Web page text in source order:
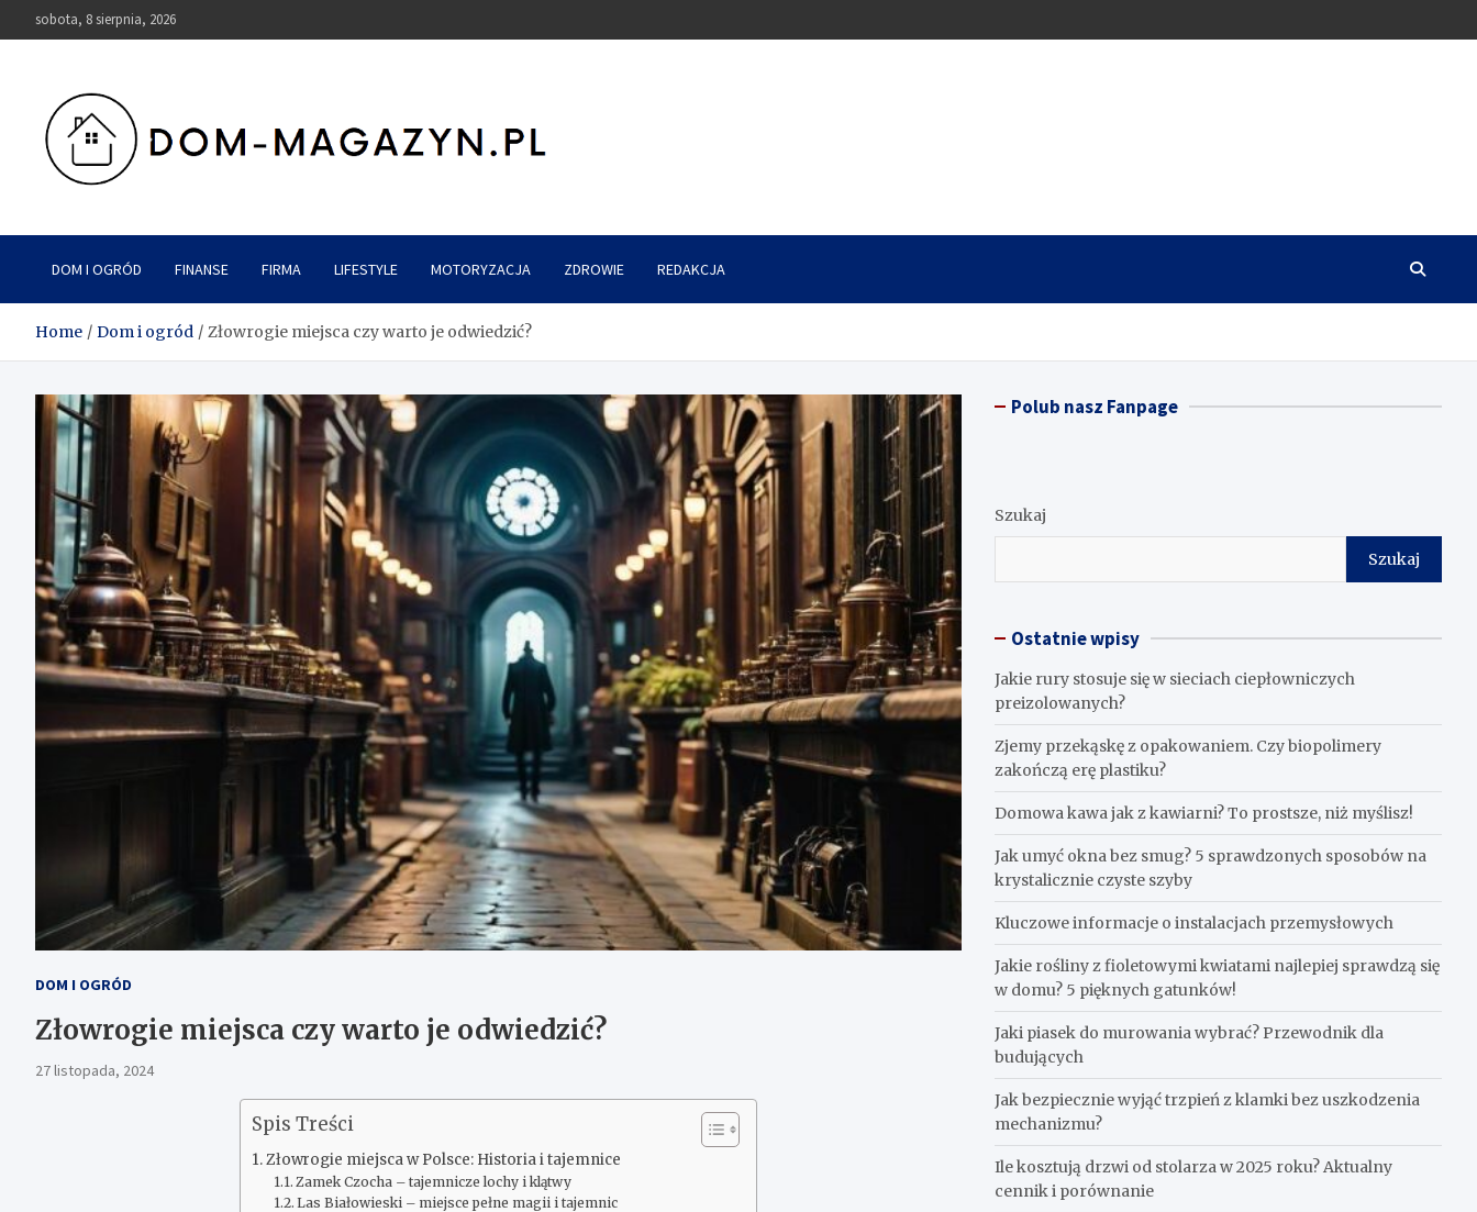
to
sobota, 8 sierpnia, 2026
Dom-Magazyn.pl
DOM I OGRÓD FINANSE FIRMA LIFESTYLE MOTORYZACJA ZDROWIE REDAKCJA
Home Dom i ogród Złowrogie miejsca czy warto je odwiedzić?
DOM I OGRÓD
Złowrogie miejsca czy warto je odwiedzić?
27 listopada, 2024
Spis Treści
Złowrogie miejsca w Polsce: Historia i tajemnice
Zamek Czocha – tajemnicze lochy i klątwy
Las Białowieski – miejsce pełne magii i tajemnic
Polub nasz Fanpage
Szukaj
Szukaj
Ostatnie wpisy
Jakie rury stosuje się w sieciach ciepłowniczych
preizolowanych?
Zjemy przekąskę z opakowaniem. Czy biopolimery
zakończą erę plastiku?
​Domowa kawa jak z kawiarni? To prostsze, niż myślisz!
Jak umyć okna bez smug? 5 sprawdzonych sposobów na
krystalicznie czyste szyby
Kluczowe informacje o instalacjach przemysłowych
Jakie rośliny z fioletowymi kwiatami najlepiej sprawdzą się
w domu? 5 pięknych gatunków!
Jaki piasek do murowania wybrać? Przewodnik dla
budujących
Jak bezpiecznie wyjąć trzpień z klamki bez uszkodzenia
mechanizmu?
Ile kosztują drzwi od stolarza w 2025 roku? Aktualny
cennik i porównanie